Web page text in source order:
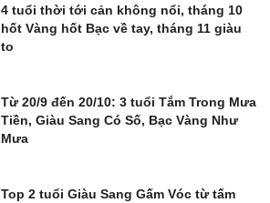
4 tuổi thời tới cản không nổi, tháng 10
hốt Vàng hốt Bạc về tay, tháng 11 giàu
to
Từ 20/9 đến 20/10: 3 tuổi Tắm Trong Mưa
Tiền, Giàu Sang Có Số, Bạc Vàng Như
Mưa
Top 2 tuổi Giàu Sang Gấm Vóc từ tấm